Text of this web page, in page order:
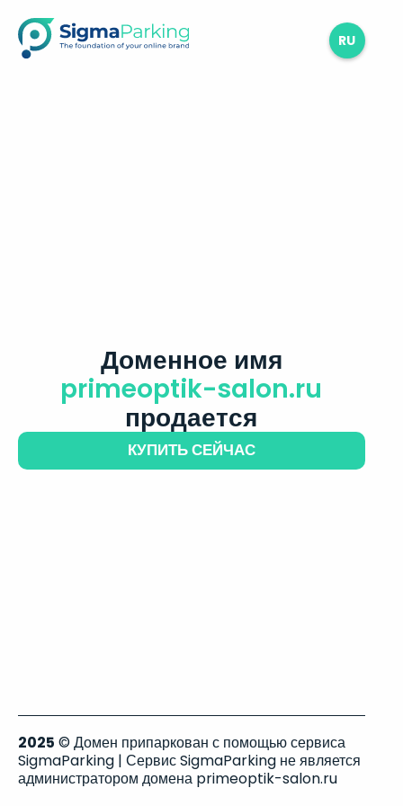
RU
Доменное имя
primeoptik-salon.ru
продается
КУПИТЬ СЕЙЧАС
2025 © Домен припаркован с помощью сервиса
SigmaParking | Сервис SigmaParking не является
администратором домена primeoptik-salon.ru